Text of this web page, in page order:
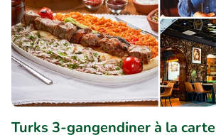
Turks 3-gangendiner à la carte